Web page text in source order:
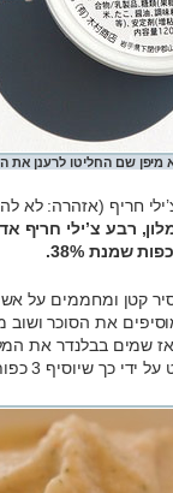
מיפן שם החליטו לרענן את
חריף (אזהרה:
מוסיפים את הסוכר
שמים בבלנדר את
3 כפות שמנת או יותר.